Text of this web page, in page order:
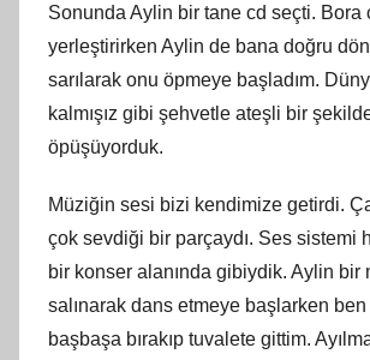
Sonunda Aylin bir tane cd seçti. Bora
yerleştirirken Aylin de bana doğru
sarılarak onu öpmeye başladım.
kalmışız gibi şehvetle ateşli bir
öpüşüyorduk.
Müziğin sesi bizi kendimize getirdi.
çok sevdiği bir parçaydı. Ses sistemi
bir konser alanında gibiydik. Aylin bir
salınarak dans etmeye başlarken
başbaşa bırakıp tuvalete gittim.